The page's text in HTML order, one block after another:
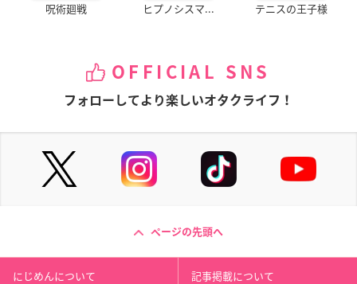
呪術廻戦 ヒプノシスマ... テニスの王子様
OFFICIAL SNS
フォローしてより楽しいオタクライフ！
ページの先頭へ
にじめんについて 記事掲載について